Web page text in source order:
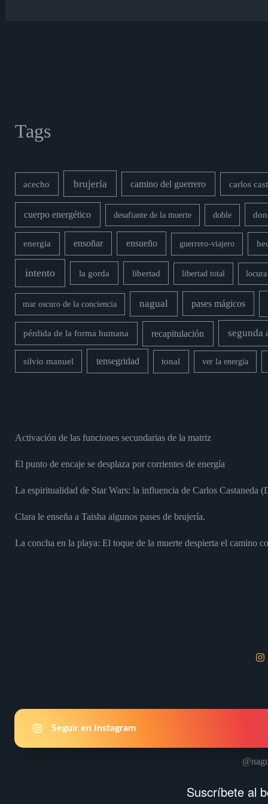
Tags
acecho brujería camino del guerrero carlos
cuerpo energético desafiante de la muerte doble
energia ensoñar ensueño guerrero-viajero
intento la gorda libertad libertad total
mar oscuro de la conciencia nagual pases mágicos
pérdida de la forma humana recapitulación segunda
silvio manuel tensegridad tonal ver la energía
Activación de las funciones secundarias de la matriz
El punto de encaje se desplaza por corrientes de energía
La espiritualidad de Star Wars: la influencia de Carlos Castaneda
Clara le enseña a Taisha algunos pases de brujería.
La concha en la playa: El toque de la muerte despierta el camino
Seguir en Instagram
Suscríbete al